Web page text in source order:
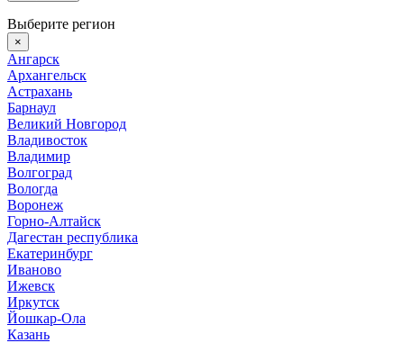
Выберите регион
×
Ангарск
Архангельск
Астрахань
Барнаул
Великий Новгород
Владивосток
Владимир
Волгоград
Вологда
Воронеж
Горно-Алтайск
Дагестан республика
Екатеринбург
Иваново
Ижевск
Иркутск
Йошкар-Ола
Казань